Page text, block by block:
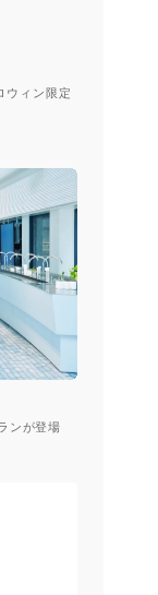
ウィン限定
ンが登場